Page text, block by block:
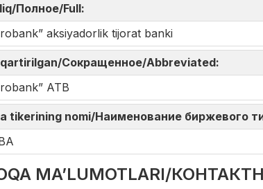
Полное/Full:
aksiyadorlik tijorat banki
Сокращенное/Abbreviated:
ATB
tikerining nomi/Наименование биржевого
MA’LUMOTLARI/